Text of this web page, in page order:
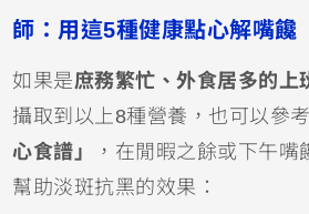
師：用這5種健康點心解嘴饞
如果是庶務繁忙、外食居多的上
攝取到以上8種營養，也可以參
心食譜」
，在閒暇之餘或下午
幫助淡斑抗黑的效果：